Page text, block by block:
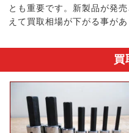
とも重要です。新製品が発
えて買取相場が下がる事があ
買